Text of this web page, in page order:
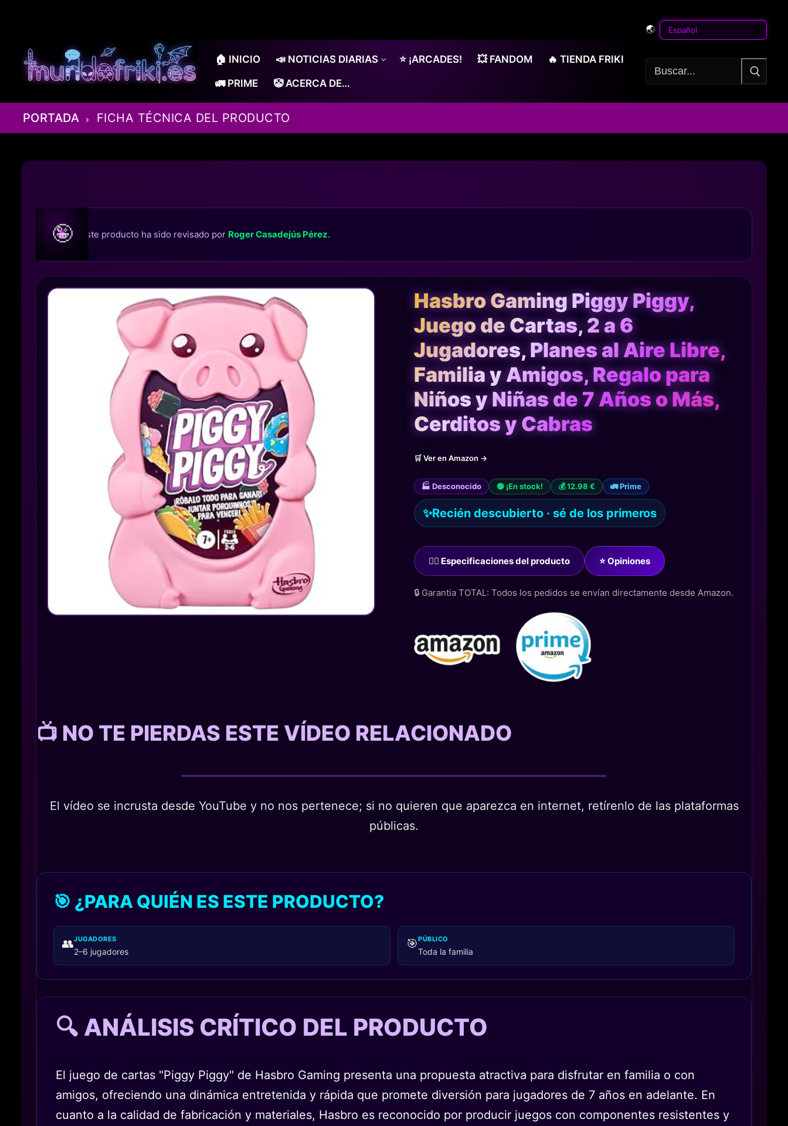
🌏
🏠 INICIO 📣 NOTICIAS DIARIAS ⭐ ¡ARCADES! 💥 FANDOM 🔥 TIENDA FRIKI
🚛 PRIME 🤡 ACERCA DE…
Buscar:
PORTADA FICHA TÉCNICA DEL PRODUCTO
🤪 Este producto ha sido revisado por Roger Casadejús Pérez.
Hasbro Gaming Piggy Piggy,
Juego de Cartas, 2 a 6
Jugadores, Planes al Aire Libre,
Familia y Amigos, Regalo para
Niños y Niñas de 7 Años o Más,
Cerditos y Cabras
🛒 Ver en Amazon →
🏭 Desconocido 🟢 ¡En stock! 💰 12.98 € 🚛 Prime
✨Recién descubierto · sé de los primeros
🙋‍♂️ Especificaciones del producto ⭐ Opiniones
🔒 Garantia TOTAL: Todos los pedidos se envían directamente desde Amazon.
📺 NO TE PIERDAS ESTE VÍDEO RELACIONADO
El vídeo se incrusta desde YouTube y no nos pertenece; si no quieren que aparezca en internet, retírenlo de las plataformas
públicas.
🎯 ¿PARA QUIÉN ES ESTE PRODUCTO?
👥JUGADORES
2–6 jugadores
🎯PÚBLICO
Toda la familia
🔍 ANÁLISIS CRÍTICO DEL PRODUCTO
El juego de cartas "Piggy Piggy" de Hasbro Gaming presenta una propuesta atractiva para disfrutar en familia o con
amigos, ofreciendo una dinámica entretenida y rápida que promete diversión para jugadores de 7 años en adelante. En
cuanto a la calidad de fabricación y materiales, Hasbro es reconocido por producir juegos con componentes resistentes y